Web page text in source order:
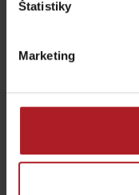
Štatistiky
Marketing